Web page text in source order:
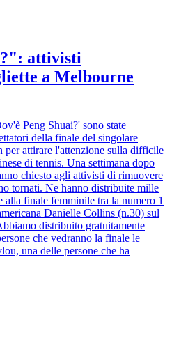
attivisti
a Melbourne
Peng Shuai?' sono state
della finale del singolare
attirare l'attenzione sulla difficile
di tennis. Una settimana dopo
chiesto agli attivisti di rimuovere
tornati. Ne hanno distribuite mille
alla finale femminile tra la numero 1
Danielle Collins (n.30) sul
distribuito gratuitamente
che vedranno la finale le
una delle persone che ha